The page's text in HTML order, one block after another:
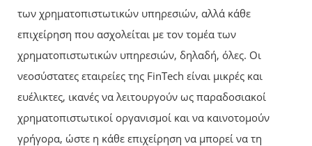
των χρηματοπιστωτικών υπηρεσιών, αλλά κάθε
επιχείρηση που ασχολείται με τον τομέα των
χρηματοπιστωτικών υπηρεσιών, δηλαδή, όλες. Οι
νεοσύστατες εταιρείες της FinTech είναι μικρές και
ευέλικτες, ικανές να λειτουργούν ως παραδοσιακοί
χρηματοπιστωτικοί οργανισμοί και να καινοτομούν
γρήγορα, ώστε η κάθε επιχείρηση να μπορεί να τη